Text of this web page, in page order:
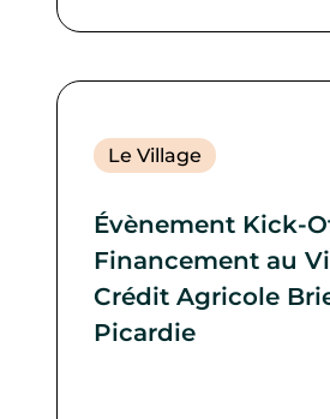
Le Village
Évènement Kick-
Financement au
Crédit Agricole
Picardie